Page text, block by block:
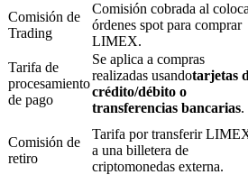
Préstamos
Servicio de préstamos respaldado
Comisión de
Trading
Comisión cobrada al
órdenes spot para comprar
LIMEX.
Tarifa de
procesamiento
de pago
Se aplica a compras
realizadas usandotarjetas
crédito/débito o
transferencias bancarias.
Comisión de
retiro
Tarifa por transferir
a una billetera de
criptomonedas externa.